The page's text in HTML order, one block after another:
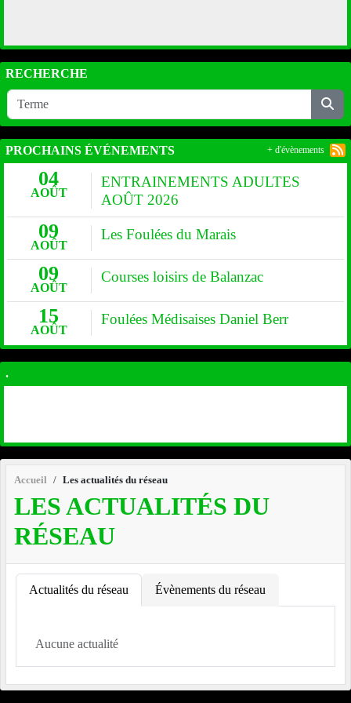
Accueil Les actualités du réseau
LES ACTUALITÉS DU
RÉSEAU
Actualités du réseau Évènements du réseau
Aucune actualité
RECHERCHE
PROCHAINS ÉVÉNEMENTS
04
AOÛT
ENTRAINEMENTS ADULTES
AOÛT 2026
09
AOÛT
Les Foulées du Marais
09
AOÛT
Courses loisirs de Balanzac
15
AOÛT
Foulées Médisaises Daniel Berr
+ d'évènements
.